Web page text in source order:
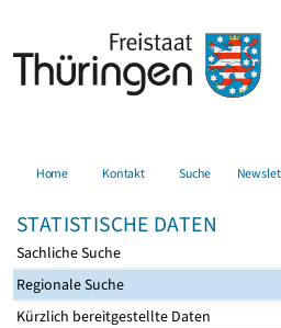
Home Kontakt Suche
STATISTISCHE DATEN
Sachliche Suche
Regionale Suche
Kürzlich bereitgestellte Daten